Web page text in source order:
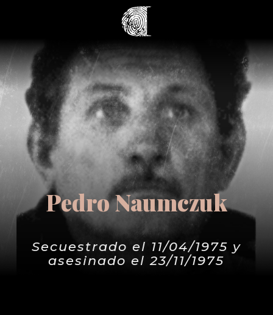
Pedro Naumczuk
Secuestrado el 11/04/1975 y
asesinado el 23/11/1975